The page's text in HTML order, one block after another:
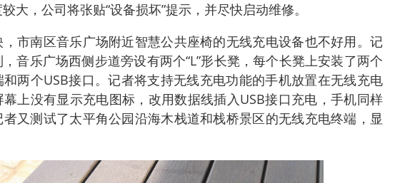
大，公司将张贴“设备损坏”提示，并尽快启动维修。
，市南区音乐广场附近智慧公共座椅的无线充电设备也不好用。记
音乐广场西侧步道旁设有两个“L”形长凳，每个长凳上安装了两个
两个USB接口。记者将支持无线充电功能的手机放置在无线充电
上没有显示充电图标，改用数据线插入USB接口充电，手机同样
又测试了太平角公园沿海木栈道和栈桥景区的无线充电终端，显